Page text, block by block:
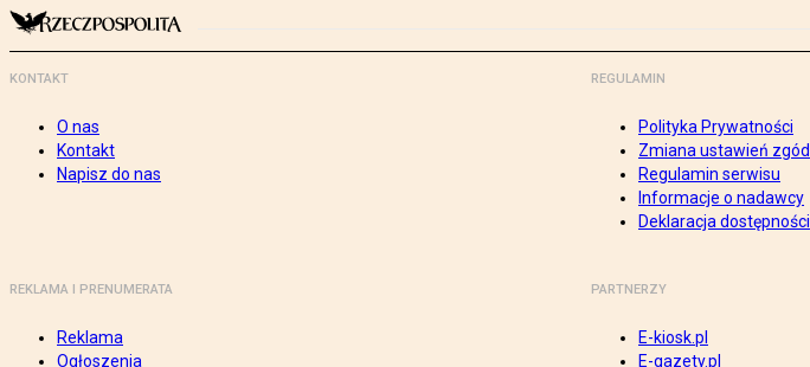
KONTAKT
O nas
Kontakt
Napisz do nas
REGULAMIN
Polityka Prywatności
Zmiana ustawień zgód
Regulamin serwisu
Informacje o nadawcy
Deklaracja dostępności
REKLAMA I PRENUMERATA
Reklama
Ogłoszenia
PARTNERZY
E-kiosk.pl
E-gazety.pl